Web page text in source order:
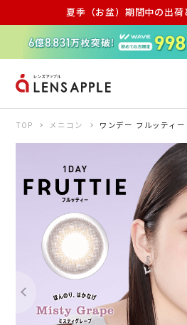
夏季（お盆）期間中の出荷
アキュビュー メダ
TOP メニコン ワンデー フルッティ